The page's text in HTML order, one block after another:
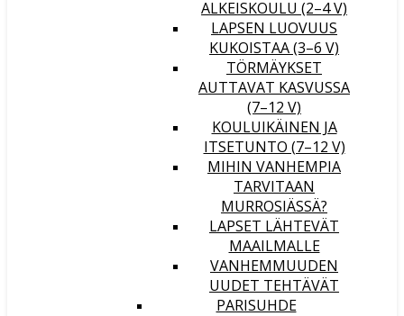
ALKEISKOULU (2–4 V)
LAPSEN LUOVUUS
KUKOISTAA (3–6 V)
TÖRMÄYKSET
AUTTAVAT KASVUSSA
(7–12 V)
KOULUIKÄINEN JA
ITSETUNTO (7–12 V)
MIHIN VANHEMPIA
TARVITAAN
MURROSIÄSSÄ?
LAPSET LÄHTEVÄT
MAAILMALLE
VANHEMMUUDEN
UUDET TEHTÄVÄT
PARISUHDE